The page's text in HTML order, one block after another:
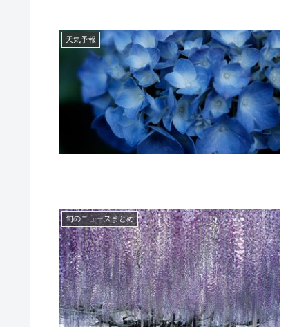
天気予報
旬のニュースまとめ